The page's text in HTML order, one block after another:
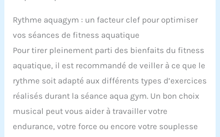
Rythme aquagym : un facteur clef pour optimiser
vos séances de fitness aquatique
Pour tirer pleinement parti des bienfaits du fitness
aquatique, il est recommandé de veiller à ce que le
rythme soit adapté aux différents types d’exercices
réalisés durant la séance aqua gym. Un bon choix
musical peut vous aider à travailler votre
endurance, votre force ou encore votre souplesse